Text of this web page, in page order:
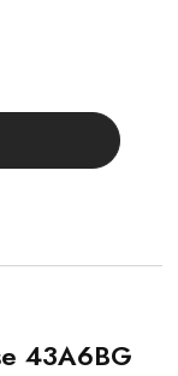
43A6BG